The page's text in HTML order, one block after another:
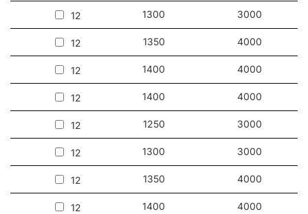
12 1300 3000
12 1350 4000
12 1400 4000
12 1400 4000
12 1250 3000
12 1300 3000
12 1350 4000
12 1400 4000